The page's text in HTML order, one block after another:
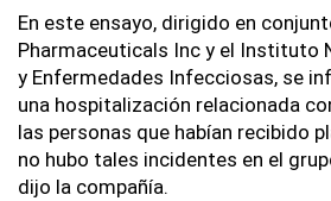
En este ensayo, dirigido en
Pharmaceuticals Inc y el Instituto
y Enfermedades Infecciosas, se
una hospitalización relacionada
las personas que habían recibido
no hubo tales incidentes en el
dijo la compañía.